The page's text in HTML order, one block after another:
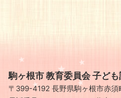
駒ヶ根市 教育委員会 子ども
〒399-4192 長野県駒ヶ根市赤須